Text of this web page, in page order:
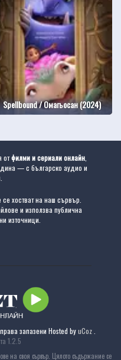
Spellbound / Омагьосан (2024)
отфилми и сериали онлайн,
— с българско аудио и
хостват на наш сървър.
и използва публична
източници.
запазени Hosted byuCoz
1.2.5
на своя сървър. Цялото съдържание се